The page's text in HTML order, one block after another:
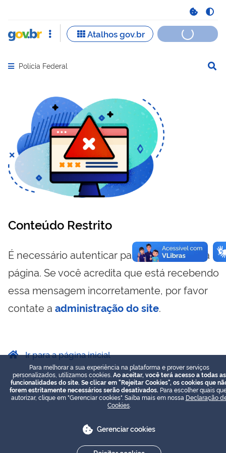
Abrir menu principal de navegação
Polícia Federal
Conteúdo Restrito
É necessário autenticar para visualizar essa
página. Se você acredita que está recebendo
essa mensagem incorretamente, por favor
contate a administração do site.
Ir para a página inicial
Para melhorar a sua experiência na plataforma e prover serviços
personalizados, utilizamos cookies. Ao aceitar, você terá acesso a todas as
funcionalidades do site. Se clicar em "Rejeitar Cookies", os cookies que
forem estritamente necessários serão desativados. Para escolher quais
autorizar, clique em "Gerenciar cookies". Saiba mais em nossa Declaração
Cookies
Gerenciar cookies